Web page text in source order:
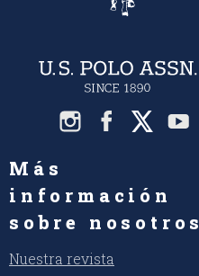
Más
información
sobre nosotros
Nuestra revista